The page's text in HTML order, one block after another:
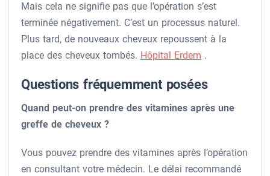
Mais cela ne signifie pas que l’opération s’est
terminée négativement. C’est un processus naturel.
Plus tard, de nouveaux cheveux repoussent à la
place des cheveux tombés. Hôpital Erdem .
Questions fréquemment posées
Quand peut-on prendre des vitamines après une
greffe de cheveux ?
Vous pouvez prendre des vitamines après l’opération
en consultant votre médecin. Le délai recommandé